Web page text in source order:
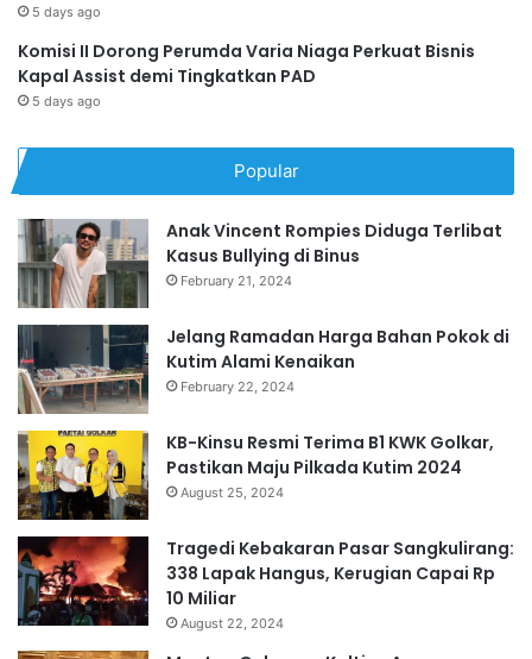
5 days ago
Komisi II Dorong Perumda Varia Niaga Perkuat Bisnis
Kapal Assist demi Tingkatkan PAD
5 days ago
Popular
Anak Vincent Rompies Diduga Terlibat
Kasus Bullying di Binus
February 21, 2024
Jelang Ramadan Harga Bahan Pokok di
Kutim Alami Kenaikan
February 22, 2024
KB-Kinsu Resmi Terima B1 KWK Golkar,
Pastikan Maju Pilkada Kutim 2024
August 25, 2024
Tragedi Kebakaran Pasar Sangkulirang:
338 Lapak Hangus, Kerugian Capai Rp
10 Miliar
August 22, 2024